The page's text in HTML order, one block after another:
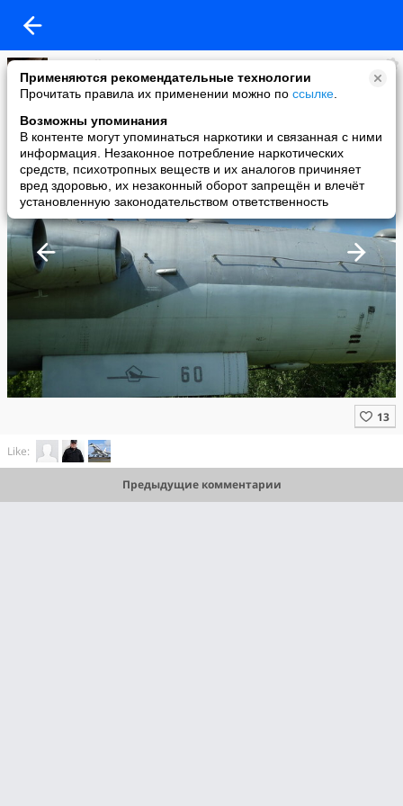
Применяются рекомендательные технологии
Прочитать правила их применении можно по ссылке
Возможны упоминания
В контенте могут упоминаться наркотики и связанная с ними
информация. Незаконное потребление наркотических
средств, психотропных веществ и их аналогов причиняет
вред здоровью, их незаконный оборот запрещён и влечёт
установленную законодательством ответственность
Para Bellum
added a photo
13 Apr в 12:12
Like:
Предыдущие комментарии